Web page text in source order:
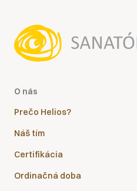
O nás
Prečo Helios?
Náš tím
Certifikácia
Ordinačná doba